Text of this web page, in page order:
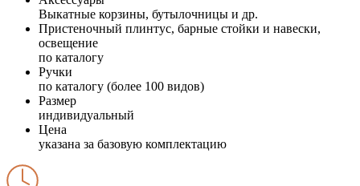
Выкатные корзины, бутылочницы и др.
Пристеночный плинтус, барные стойки и навески,
освещение
по каталогу
Ручки
по каталогу (более 100 видов)
Размер
индивидуальный
Цена
указана за базовую комплектацию